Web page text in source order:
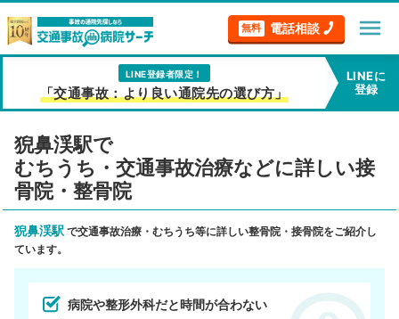
無料 電話相談 menu
LINE登録者限定！
「交通事故：より良い通院先の選び方」
LINEに
登録
猊鼻渓駅で
むちうち・交通事故治療などに詳しい接
骨院・整骨院
猊鼻渓駅 で交通事故治療・むちうち等に詳しい整骨院・接骨院をご紹介し
ています。
病院や整形外科だと時間が合わない